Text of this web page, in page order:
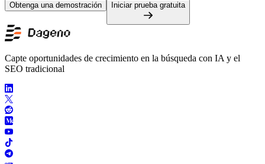
Obtenga una demostración Iniciar prueba gratuita
Capte oportunidades de crecimiento en la búsqueda con IA y el
SEO tradicional